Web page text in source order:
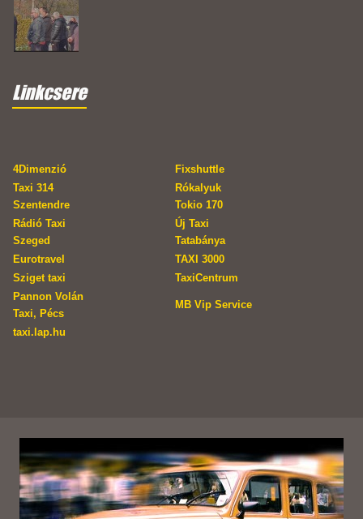
Linkcsere
4Dimenzió
Fixshuttle
Taxi 314
Szentendre
Rókalyuk
Tokio 170
Rádió Taxi
Szeged
Új Taxi
Tatabánya
Eurotravel
TAXI 3000
Sziget taxi
TaxiCentrum
Pannon Volán
Taxi, Pécs
MB Vip Service
taxi.lap.hu